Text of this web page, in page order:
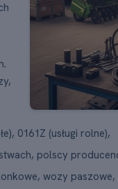
0161Z (usługi rolne),
polscy
wozy